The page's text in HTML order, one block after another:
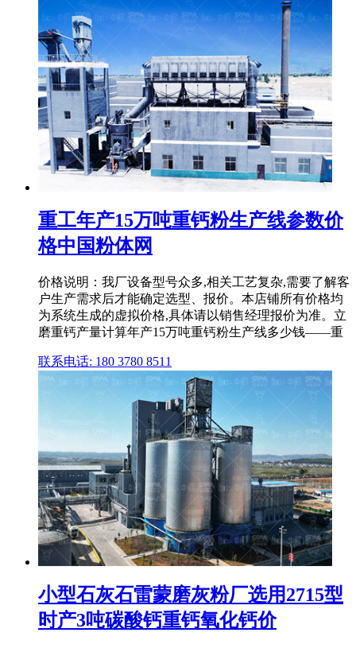
重工年产15万吨重钙粉生产线参数价
格中国粉体网
价格说明：我厂设备型号众多,相关工艺复杂,需要了解客
户生产需求后才能确定选型、报价。本店铺所有价格均
为系统生成的虚拟价格,具体请以销售经理报价为准。立
磨重钙产量计算年产15万吨重钙粉生产线多少钱——重
联系电话: 180 3780 8511
小型石灰石雷蒙磨灰粉厂选用2715型
时产3吨碳酸钙重钙氧化钙价